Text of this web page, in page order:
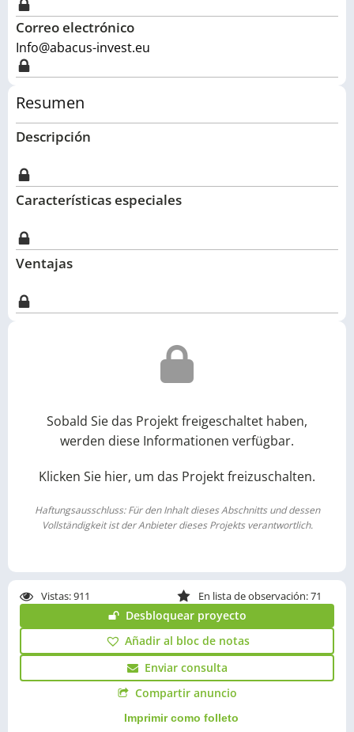
Vistas:911 En lista de observación: 71
Desbloquear proyecto
Añadir al bloc de notas
Enviar consulta
Compartir anuncio
Imprimir como folleto
Correo electrónico
Info@abacus-invest.eu
Resumen
Descripción
Características especiales
Ventajas
Sobald Sie das Projekt freigeschaltet haben,
werden diese Informationen verfügbar.
Klicken Sie hier, um das Projekt freizuschalten.
Haftungsausschluss: Für den Inhalt dieses Abschnitts und dessen
Vollständigkeit ist der Anbieter dieses Projekts verantwortlich.